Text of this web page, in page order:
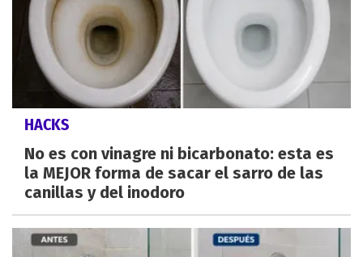
HACKS
No es con vinagre ni bicarbonato: esta es
la MEJOR forma de sacar el sarro de las
canillas y del inodoro